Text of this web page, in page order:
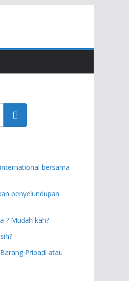
Search
bersama
penyelundupan
? Mudah kah?
Pribadi atau